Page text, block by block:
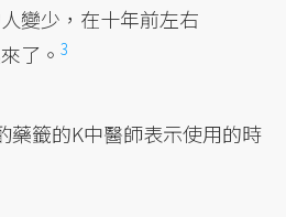
變少，在十年前左右
了。3
藥籤的K中醫師表示使用的時